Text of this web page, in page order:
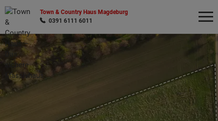
Town & Country Haus Magdeburg
0391 6111 6011
Wonach möchten Sie suchen?